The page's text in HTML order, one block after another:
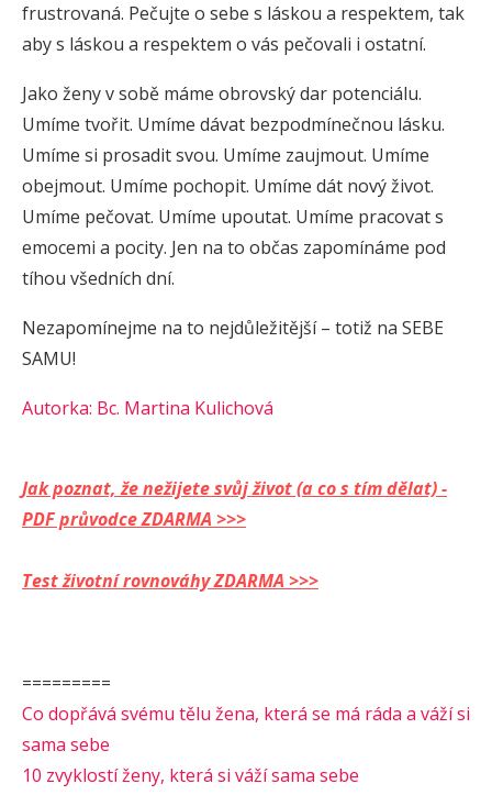
frustrovaná. Pečujte o sebe s láskou a respektem, tak
aby s láskou a respektem o vás pečovali i ostatní.
Jako ženy v sobě máme obrovský dar potenciálu.
Umíme tvořit. Umíme dávat bezpodmínečnou lásku.
Umíme si prosadit svou. Umíme zaujmout. Umíme
obejmout. Umíme pochopit. Umíme dát nový život.
Umíme pečovat. Umíme upoutat. Umíme pracovat s
emocemi a pocity. Jen na to občas zapomínáme pod
tíhou všedních dní.
Nezapomínejme na to nejdůležitější – totiž na SEBE
SAMU!
Autorka: Bc. Martina Kulichová
Jak poznat, že nežijete svůj život (a co s tím dělat) -
PDF průvodce ZDARMA >>>
Test životní rovnováhy ZDARMA >>>
=========
Co dopřává svému tělu žena, která se má ráda a váží si
sama sebe
10 zvyklostí ženy, která si váží sama sebe